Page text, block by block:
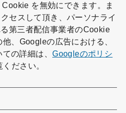
を無効にできます。ま
セスして頂き、パーソナライ
第三者配信事業者のCookie
、Googleの広告における、
の詳細は、Googleのポリシ
ください。